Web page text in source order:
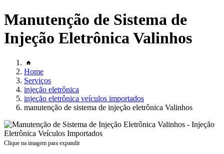
Manutenção de Sistema de
Injeção Eletrônica Valinhos
Home
Serviços
injeção eletrônica
injeção eletrônica veículos importados
manutenção de sistema de injeção eletrônica Valinhos
Clique na imagem para expandir